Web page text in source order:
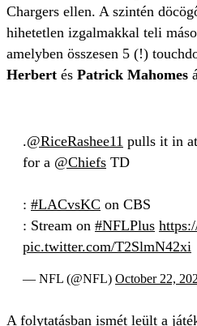
Chargers ellen. A szintén
hihetetlen izgalmakkal teli
amelyben összesen 5 (!)
Herbert és Patrick Mahomes
.@RiceRashee11 pulls it in
for a @Chiefs TD
: #LACvsKC on CBS
: Stream on #NFLPlus
pic.twitter.com/T2SlmN42xi
— NFL (@NFL) October 22,
A folytatásban ismét leült a